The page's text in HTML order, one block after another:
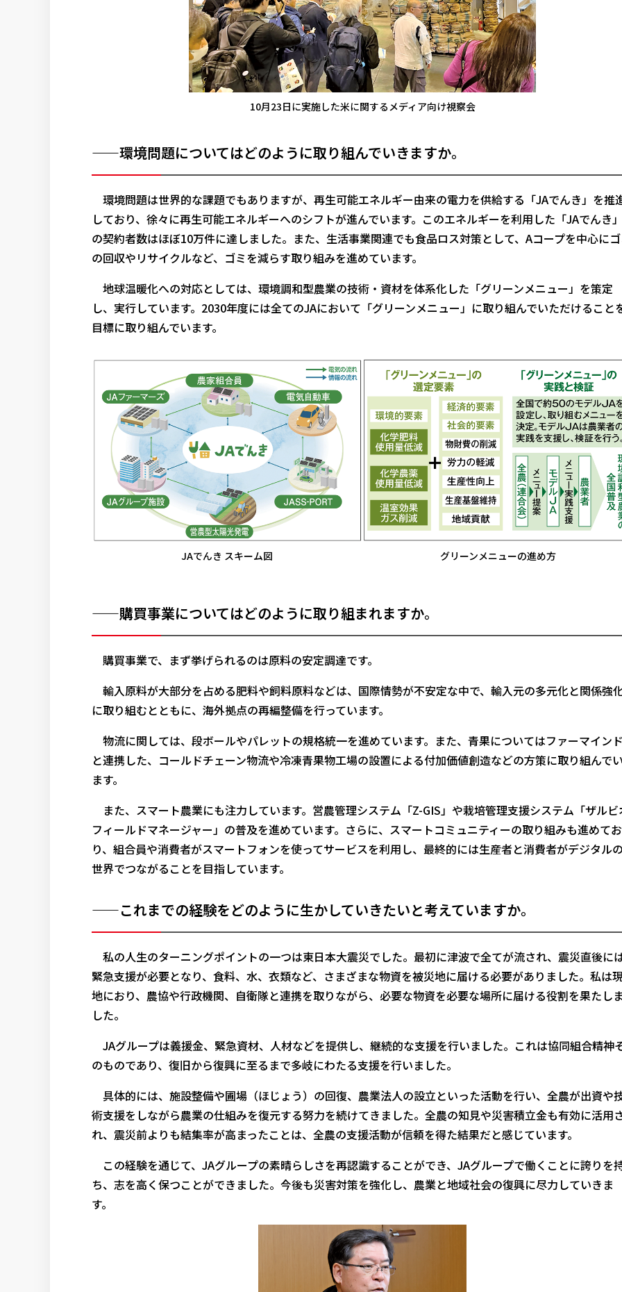
10月23日に実施した米に関するメディア向け視察会
——環境問題についてはどのように取り組んでいきますか。
環境問題は世界的な課題でもありますが、再生可能エネルギー由来の電力を供給する「JAでんき」を推
しており、徐々に再生可能エネルギーへのシフトが進んでいます。このエネルギーを利用した「JAでんき」
の契約者数はほぼ10万件に達しました。また、生活事業関連でも食品ロス対策として、Aコープを中心にゴ
の回収やリサイクルなど、ゴミを減らす取り組みを進めています。
地球温暖化への対応としては、環境調和型農業の技術・資材を体系化した「グリーンメニュー」を策定
し、実行しています。2030年度には全てのJAにおいて「グリーンメニュー」に取り組んでいただけること
目標に取り組んでいます。
JAでんき スキーム図 グリーンメニューの進め方
——購買事業についてはどのように取り組まれますか。
購買事業で、まず挙げられるのは原料の安定調達です。
輸入原料が大部分を占める肥料や飼料原料などは、国際情勢が不安定な中で、輸入元の多元化と関係強
に取り組むとともに、海外拠点の再編整備を行っています。
物流に関しては、段ボールやパレットの規格統一を進めています。また、青果についてはファーマインド
と連携した、コールドチェーン物流や冷凍青果物工場の設置による付加価値創造などの方策に取り組んでい
ます。
また、スマート農業にも注力しています。営農管理システム「Z-GIS」や栽培管理支援システム「ザルビ
フィールドマネージャー」の普及を進めています。さらに、スマートコミュニティーの取り組みも進めてお
り、組合員や消費者がスマートフォンを使ってサービスを利用し、最終的には生産者と消費者がデジタルの
世界でつながることを目指しています。
——これまでの経験をどのように生かしていきたいと考えていますか。
私の人生のターニングポイントの一つは東日本大震災でした。最初に津波で全てが流され、震災直後に
緊急支援が必要となり、食料、水、衣類など、さまざまな物資を被災地に届ける必要がありました。私は現
地におり、農協や行政機関、自衛隊と連携を取りながら、必要な物資を必要な場所に届ける役割を果たしま
した。
JAグループは義援金、緊急資材、人材などを提供し、継続的な支援を行いました。これは協同組合精神
のものであり、復旧から復興に至るまで多岐にわたる支援を行いました。
具体的には、施設整備や圃場（ほじょう）の回復、農業法人の設立といった活動を行い、全農が出資や
術支援をしながら農業の仕組みを復元する努力を続けてきました。全農の知見や災害積立金も有効に活用
れ、震災前よりも結集率が高まったことは、全農の支援活動が信頼を得た結果だと感じています。
この経験を通じて、JAグループの素晴らしさを再認識することができ、JAグループで働くことに誇りを
ち、志を高く保つことができました。今後も災害対策を強化し、農業と地域社会の復興に尽力していきま
す。